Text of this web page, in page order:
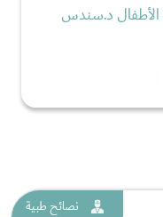
الأطفال د.سندس
نصائح طبية